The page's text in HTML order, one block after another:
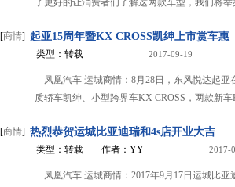
了更好的让消费者们了解这两款车型，我们将举
[商情] 起亚15周年暨KX CROSS凯绅上市赏车惠
类型：转载 2017-09-19
凤凰汽车 运城商情：8月28日，东风悦达起
质轿车凯绅、小型跨界车KX CROSS，两款新车
[商情] 热烈恭贺运城比亚迪瑞和4s店开业大吉
类型：转载 作者：YY 2017-
凤凰汽车 运城商情：2017年9月17日运城比